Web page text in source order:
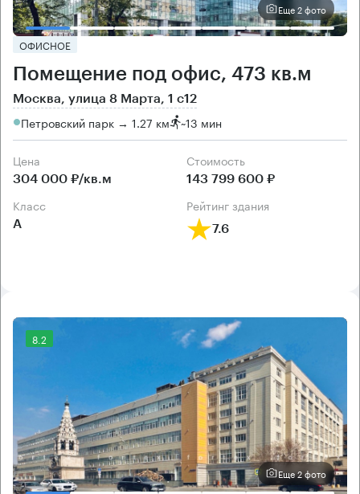
Еще 2 фото
ОФИСНОЕ
Помещение под офис, 473 кв.м
Москва, улица 8 Марта, 1 с12
Петровский парк → 1.27 км ~13 мин
Цена
304 000 ₽/кв.м
Cтоимость
143 799 600 ₽
класс
А
рейтинг здания
7.6
8.2
Еще 2 фото